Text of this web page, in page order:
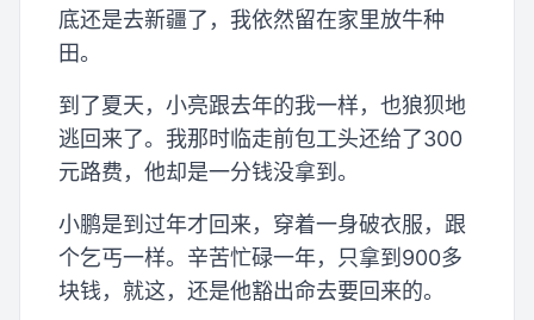
底还是去新疆了，我依然留在家里放牛种
田。
到了夏天，小亮跟去年的我一样，也狼狈地
逃回来了。我那时临走前包工头还给了300
元路费，他却是一分钱没拿到。
小鹏是到过年才回来，穿着一身破衣服，跟
个乞丐一样。辛苦忙碌一年，只拿到900多
块钱，就这，还是他豁出命去要回来的。